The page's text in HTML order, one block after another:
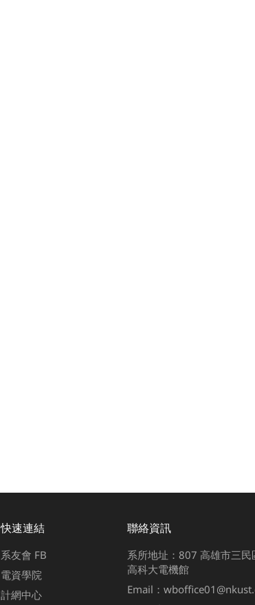
快速連結
系友會 FB
電資學院
計網中心
聯絡資訊
系所地址：807 高雄市三
高科大電機館
Email：